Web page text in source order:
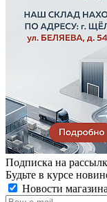
Подписка на
Будьте в курсе
Новости магазина